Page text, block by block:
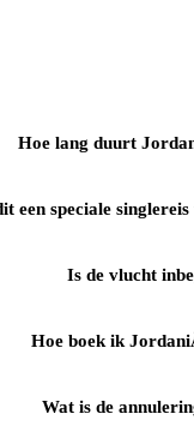
Hoe lang duurt
een speciale
Is de vlucht
Hoe boek ik
Wat is de